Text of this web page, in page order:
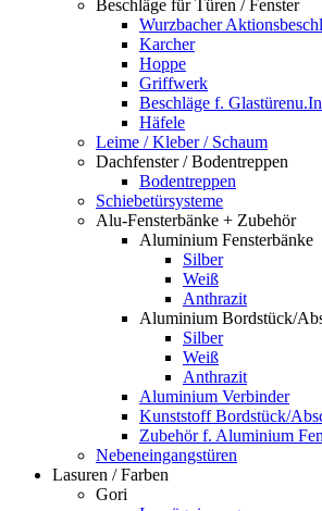
Beschläge für Türen / Fenster
Wurzbacher
Karcher
Hoppe
Griffwerk
Beschläge f.
Häfele
Leime / Kleber / Schaum
Dachfenster / Bodentreppen
Bodentreppen
Schiebetürsysteme
Alu-Fensterbänke + Zubehör
Aluminium Fensterbänke
Silber
Weiß
Anthrazit
Aluminium Bordstück/
Silber
Weiß
Anthrazit
Aluminium Verbinder
Kunststoff Bordstück/
Zubehör f. Aluminium
Nebeneingangstüren
Lasuren / Farben
Gori